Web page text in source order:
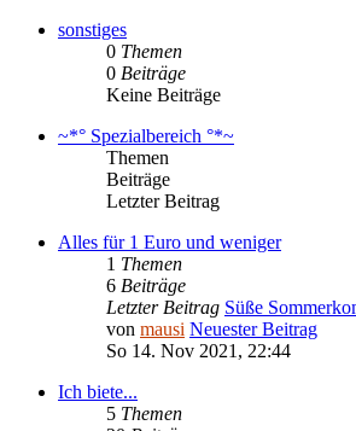
sonstiges
0 Themen
0 Beiträge
Keine Beiträge
~*° Spezialbereich °*~
Themen
Beiträge
Letzter Beitrag
Alles für 1 Euro und weniger
1 Themen
6 Beiträge
Letzter Beitrag Süße
von mausi Neuester Beitrag
So 14. Nov 2021, 22:44
Ich biete...
5 Themen